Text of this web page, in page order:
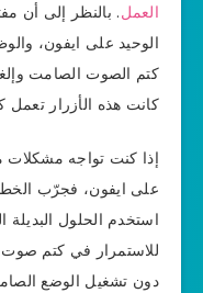
العمل. بالنظر إلى أن
الوحيد على ايفون،
كتم الصوت الصامت
كانت هذه الأزرار تعمل
إذا كنت تواجه مشكلات
على ايفون، فجرّب
استخدم الحلول البديلة
للاستمرار في كتم صوت
دون تشغيل الوضع